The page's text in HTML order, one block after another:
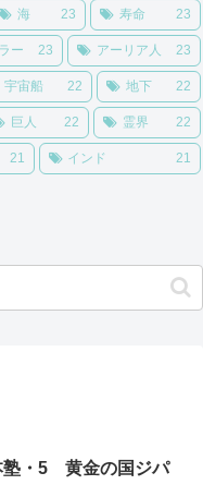
海 23 寿命 23
ー 23 アーリア人 23
宇宙船 22 地下 22
巨人 22 霊界 22
21 インド 21
塾・5 黄金の国ジパ